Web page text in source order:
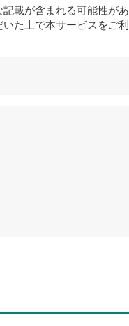
載が含まれる可能性があ
た上で本サービスをご利